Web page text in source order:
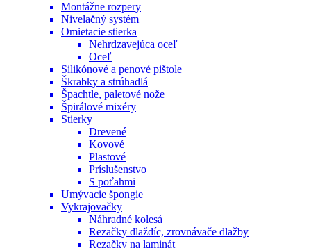
Montážne rozpery
Nivelačný systém
Omietacie stierka
Nehrdzavejúca oceľ
Oceľ
Silikónové a penové pištole
Škrabky a strúhadlá
Špachtle, paletové nože
Špirálové mixéry
Stierky
Drevené
Kovové
Plastové
Príslušenstvo
S poťahmi
Umývacie špongie
Vykrajovačky
Náhradné kolesá
Rezačky dlaždíc, zrovnávače dlažby
Rezačky na laminát